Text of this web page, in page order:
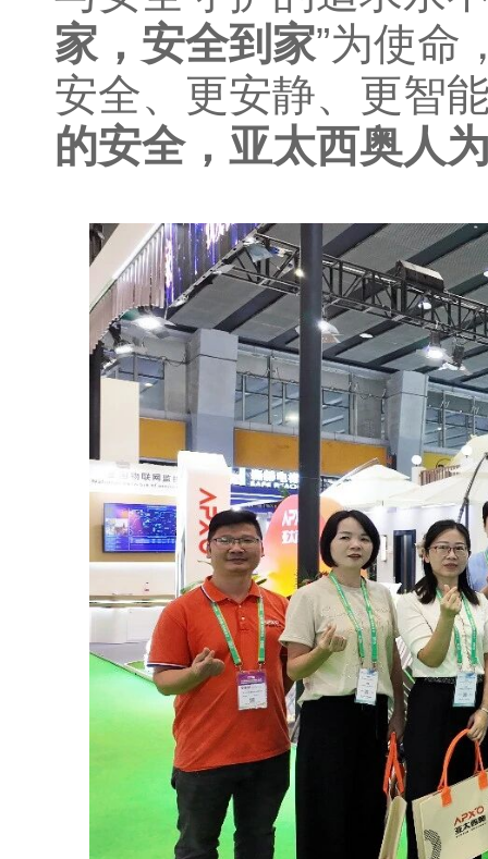
家，安全到家”为使命
安全、更安静、更智
的安全，亚太西奥人